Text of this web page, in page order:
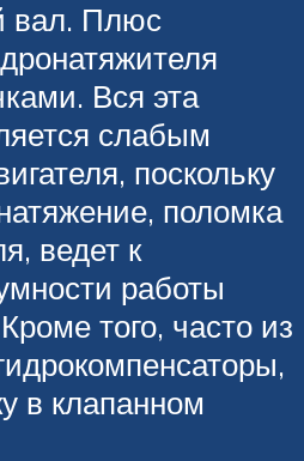
вал. Плюс
Вся эта
слабым
поскольку
поломка
ведет к
работы
того, часто из
в клапанном